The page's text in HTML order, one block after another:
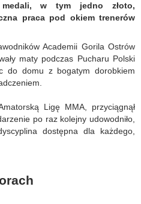
medali, w tym jedno złoto,
praca pod okiem trenerów
Academii Gorila Ostrów
maty podczas Pucharu Polski
do domu z bogatym dorobkiem
Ligę MMA, przyciągnął
po raz kolejny udowodniło,
dostępna dla każdego,